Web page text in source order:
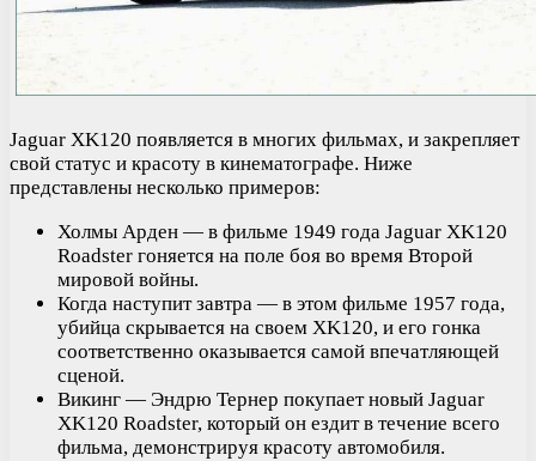
Jaguar XK120 появляется в многих фильмах, и закрепляет
свой статус и красоту в кинематографе. Ниже
представлены несколько примеров:
Холмы Арден — в фильме 1949 года Jaguar XK120
Roadster гоняется на поле боя во время Второй
мировой войны.
Когда наступит завтра — в этом фильме 1957 года,
убийца скрывается на своем XK120, и его гонка
соответственно оказывается самой впечатляющей
сценой.
Викинг — Эндрю Тернер покупает новый Jaguar
XK120 Roadster, который он ездит в течение всего
фильма, демонстрируя красоту автомобиля.